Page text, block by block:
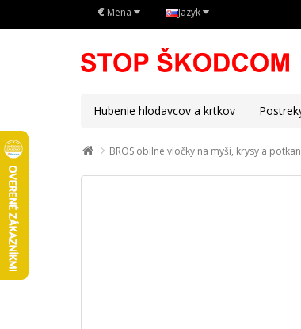
€ Mena Jazyk
Hubenie hlodavcov a krtkov
BROS obilné vločky na myši, krysy a